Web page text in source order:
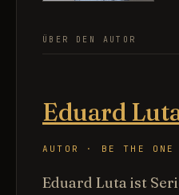
ÜBER DEN AUTOR
Eduard
AUTOR · BE THE ONE
Eduard Luta ist